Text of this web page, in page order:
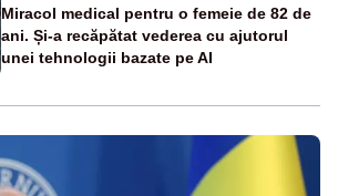
Miracol medical pentru o femeie de 82 de
ani. Și-a recăpătat vederea cu ajutorul
unei tehnologii bazate pe AI